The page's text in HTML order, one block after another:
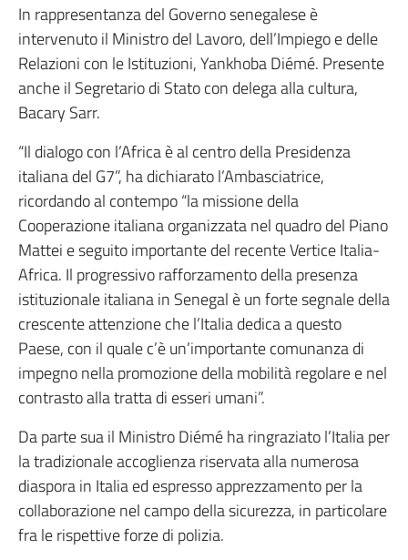
In rappresentanza del Governo senegalese è
intervenuto il Ministro del Lavoro, dell’Impiego e delle
Relazioni con le Istituzioni, Yankhoba Diémé. Presente
anche il Segretario di Stato con delega alla cultura,
Bacary Sarr.
“Il dialogo con l’Africa è al centro della Presidenza
italiana del G7”, ha dichiarato l’Ambasciatrice,
ricordando al contempo “la missione della
Cooperazione italiana organizzata nel quadro del Piano
Mattei e seguito importante del recente Vertice Italia-
Africa. Il progressivo rafforzamento della presenza
istituzionale italiana in Senegal è un forte segnale della
crescente attenzione che l’Italia dedica a questo
Paese, con il quale c’è un’importante comunanza di
impegno nella promozione della mobilità regolare e nel
contrasto alla tratta di esseri umani”.
Da parte sua il Ministro Diémé ha ringraziato l’Italia per
la tradizionale accoglienza riservata alla numerosa
diaspora in Italia ed espresso apprezzamento per la
collaborazione nel campo della sicurezza, in particolare
fra le rispettive forze di polizia.